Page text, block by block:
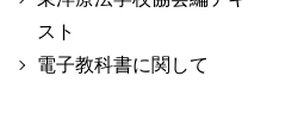
スト
電子教科書に関して